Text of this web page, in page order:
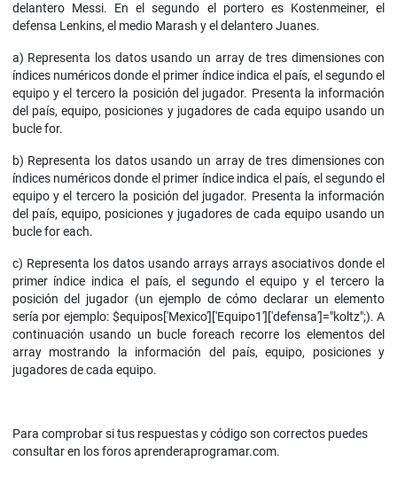
delantero Messi. En el segundo el portero es Kostenmeiner, el
defensa Lenkins, el medio Marash y el delantero Juanes.
a) Representa los datos usando un array de tres dimensiones con
índices numéricos donde el primer índice indica el país, el segundo el
equipo y el tercero la posición del jugador. Presenta la información
del país, equipo, posiciones y jugadores de cada equipo usando un
bucle for.
b) Representa los datos usando un array de tres dimensiones con
índices numéricos donde el primer índice indica el país, el segundo el
equipo y el tercero la posición del jugador. Presenta la información
del país, equipo, posiciones y jugadores de cada equipo usando un
bucle for each.
c) Representa los datos usando arrays arrays asociativos donde el
primer índice indica el país, el segundo el equipo y el tercero la
posición del jugador (un ejemplo de cómo declarar un elemento
sería por ejemplo: $equipos['Mexico']['Equipo1']['defensa']="koltz";). A
continuación usando un bucle foreach recorre los elementos del
array mostrando la información del país, equipo, posiciones y
jugadores de cada equipo.
Para comprobar si tus respuestas y código son correctos puedes
consultar en los foros aprenderaprogramar.com.